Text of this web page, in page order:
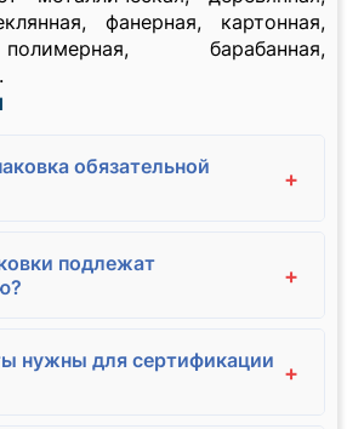
фанерная, картонная,
барабанная,
обязательной
+
подлежат
+
нужны для сертификации +